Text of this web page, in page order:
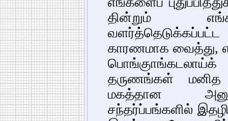
தின்றும்
காரணமாக
தருணங்கள் மனித
மகத்தான
சந்தர்ப்பங்களில்